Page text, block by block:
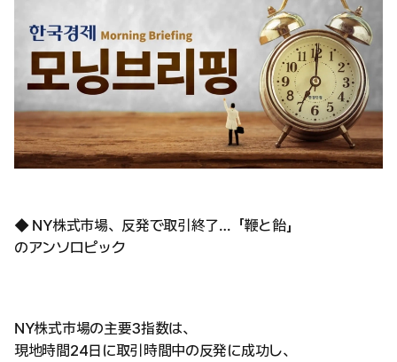
◆ NY株式市場、反発で取引終了…「鞭と飴」
のアンソロピック
NY株式市場の主要3指数は、
現地時間24日に取引時間中の反発に成功し、